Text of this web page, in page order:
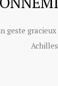
geste